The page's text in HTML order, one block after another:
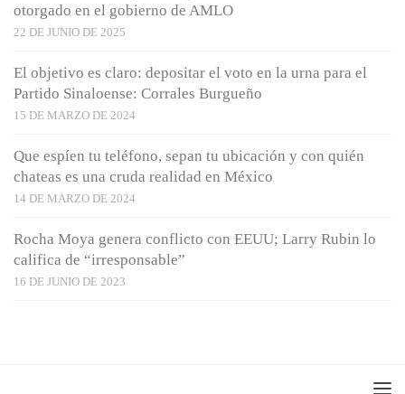
otorgado en el gobierno de AMLO
22 DE JUNIO DE 2025
El objetivo es claro: depositar el voto en la urna para el
Partido Sinaloense: Corrales Burgueño
15 DE MARZO DE 2024
Que espíen tu teléfono, sepan tu ubicación y con quién
chateas es una cruda realidad en México
14 DE MARZO DE 2024
Rocha Moya genera conflicto con EEUU; Larry Rubin lo
califica de “irresponsable”
16 DE JUNIO DE 2023